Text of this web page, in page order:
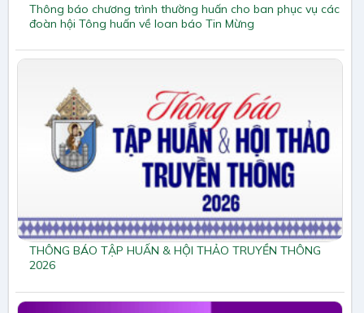
Thông báo chương trình thường huấn cho ban phục vụ các
đoàn hội Tông huấn về loan báo Tin Mừng
THÔNG BÁO TẬP HUẤN & HỘI THẢO TRUYỀN THÔNG
2026